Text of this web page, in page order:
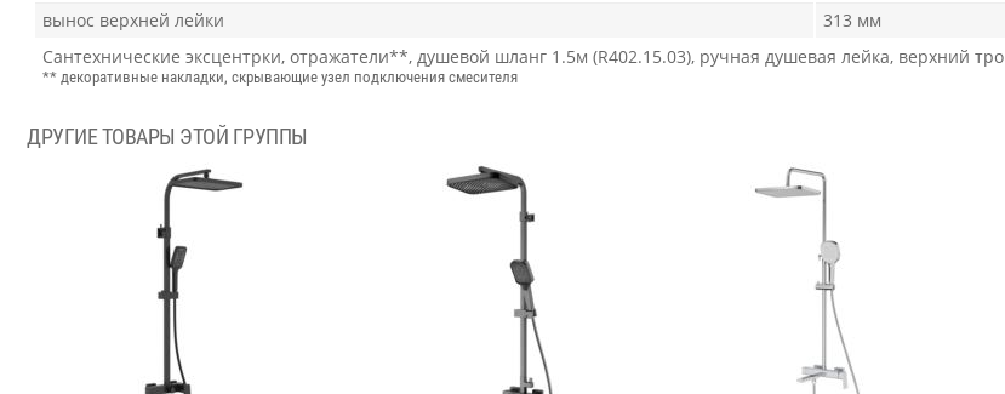
вынос верхней лейки
313 мм
Сантехнические эксцентрки, отражатели**, душевой шланг 1.5м (R402.15.03), ручная душевая лейка, верхний
** декоративные накладки, скрывающие узел подключения смесителя
ДРУГИЕ ТОВАРЫ ЭТОЙ ГРУППЫ